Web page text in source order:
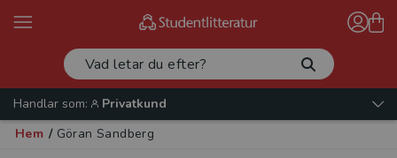
Handlar som:
Privatkund
Hem / Göran Sandberg